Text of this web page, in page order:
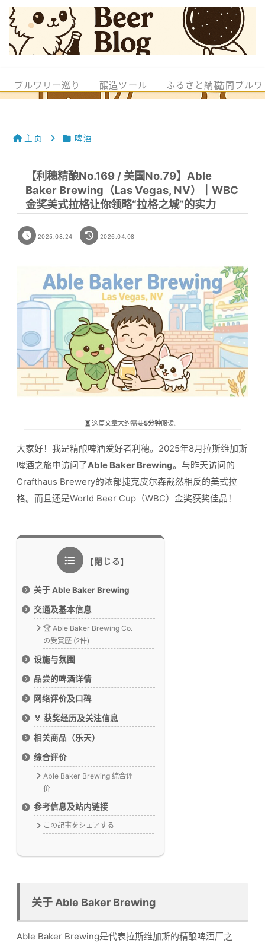
ブルワリー巡り 醸造ツール ふるさと納税訪問ブル
主页 啤酒
【利穗精酿No.169 / 美国No.79】Able
Baker Brewing（Las Vegas, NV）｜WBC
金奖美式拉格让你领略“拉格之城”的实力
2025.08.24 2026.04.08
这篇文章大约需要5分钟阅读。
大家好！我是精酿啤酒爱好者利穗。2025年8月拉斯维加斯
啤酒之旅中访问了Able Baker Brewing。与昨天访问的
Crafthaus Brewery的浓郁捷克皮尔森截然相反的美式拉
格。而且还是World Beer Cup（WBC）金奖获奖佳品！
关于 Able Baker Brewing
交通及基本信息
🏆 Able Baker Brewing Co.
の受賞歴 (2件)
设施与氛围
品尝的啤酒详情
网络评价及口碑
🏅 获奖经历及关注信息
相关商品（乐天）
综合评价
Able Baker Brewing 综合评
价
参考信息及站内链接
この記事をシェアする
关于 Able Baker Brewing
Able Baker Brewing是代表拉斯维加斯的精酿啤酒厂之